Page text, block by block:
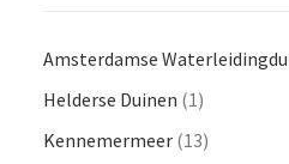
Amsterdamse
Helderse Duinen (1)
Kennemermeer (13)